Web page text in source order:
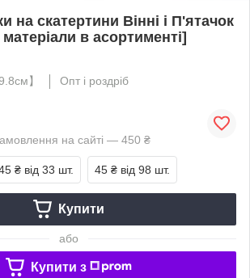
на скатертини Вінні і П'ятачок
матеріали в асортименті]
】
Опт і роздріб
на сайті — 450 ₴
₴ від 33 шт. 45 ₴ від 98 шт.
Купити
або
Купити з